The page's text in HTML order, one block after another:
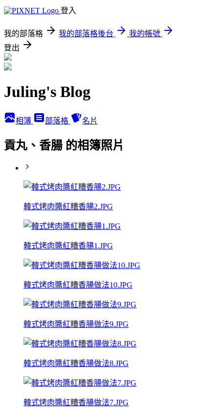
登入
我的部落格 我的部落格後台
我的帳號
登出
Juling's Blog
相簿 部落格 名片
貢丸、香腸 的相簿照片
韓式烤肉醬紅糟香腸2.JPG
韓式烤肉醬紅糟香腸1.JPG
韓式烤肉醬紅糟香腸做法10.JPG
韓式烤肉醬紅糟香腸做法9.JPG
韓式烤肉醬紅糟香腸做法8.JPG
韓式烤肉醬紅糟香腸做法7.JPG